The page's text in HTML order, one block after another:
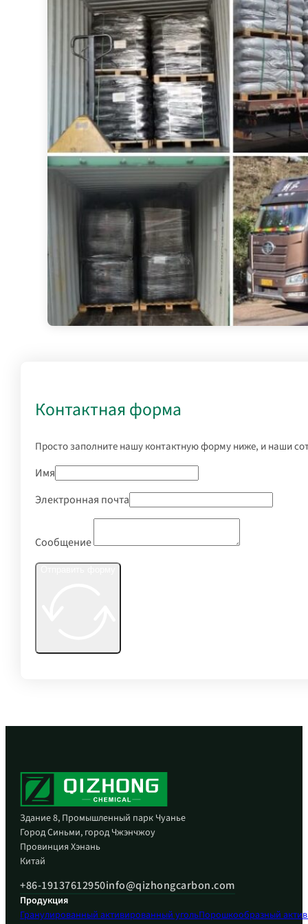
Контактная форма
Просто заполните нашу контактную форму ниже, и наши
Имя
Электронная почта
Сообщение
Здание 8, Промышленный парк Чуанье
Город Синьми, город Чжэнчжоу
Провинция Хэнань
Китай
+86-19137612950info@qizhongcarbon.com
Продукция
Гранулированный активированный угольПорошкообразный